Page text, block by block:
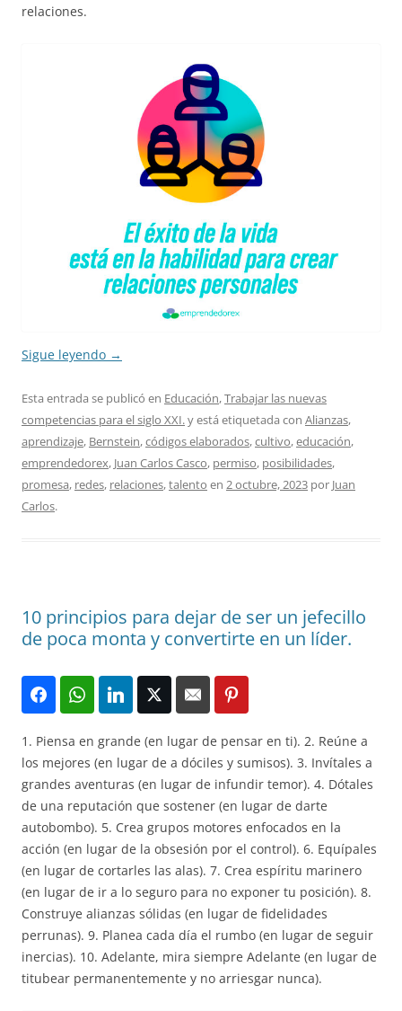
relaciones.
Sigue leyendo →
Esta entrada se publicó en Educación,Trabajar las nuevas
competencias para el siglo XXI.y está etiquetada con Alianzas,
aprendizaje, Bernstein,códigos elaborados,cultivo,educación,
emprendedorex, Juan Carlos Casco, permiso, posibilidades,
promesa, redes, relaciones,talento en 2 octubre, 2023 por Juan
Carlos.
10 principios para dejar de ser un jefecillo
de poca monta y convertirte en un líder.
1. Piensa en grande (en lugar de pensar en ti). 2. Reúne a
los mejores (en lugar de a dóciles y sumisos). 3. Invítales a
grandes aventuras (en lugar de infundir temor). 4. Dótales
de una reputación que sostener (en lugar de darte
autobombo). 5. Crea grupos motores enfocados en la
acción (en lugar de la obsesión por el control). 6. Equípales
(en lugar de cortarles las alas). 7. Crea espíritu marinero
(en lugar de ir a lo seguro para no exponer tu posición). 8.
Construye alianzas sólidas (en lugar de fidelidades
perrunas). 9. Planea cada día el rumbo (en lugar de seguir
inercias). 10. Adelante, mira siempre Adelante (en lugar de
titubear permanentemente y no arriesgar nunca).